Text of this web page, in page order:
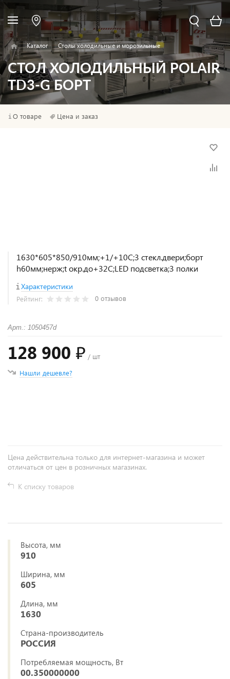
Каталог Столы холодильные и морозильные
СТОЛ ХОЛОДИЛЬНЫЙ POLAIR
TD3-G БОРТ
О товаре Цена и заказ
1630*605*850/910мм;+1/+10С;3 стекл.двери;борт
h60мм;нерж;t окр.до+32С;LED подсветка;3 полки
Характеристики
Рейтинг: 0 отзывов
Арт.: 1050457d
128 900 ₽ / шт
Нашли дешевле?
Цена действительна только для интернет-магазина и может
отличаться от цен в розничных магазинах.
К списку товаров
Высота, мм
910
Ширина, мм
605
Длина, мм
1630
Страна-производитель
РОССИЯ
Потребляемая мощность, Вт
00.350000000